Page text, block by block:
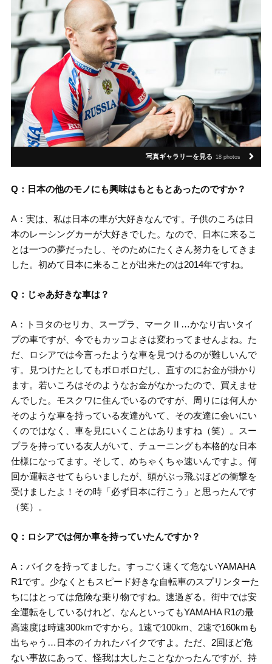
写真ギャラリーを見る 18 photos
Q：日本の他のモノにも興味はもともとあったのですか？
A：実は、私は日本の車が大好きなんです。子供のころは日
本のレーシングカーが大好きでした。なので、日本に来るこ
とは一つの夢だったし、そのためにたくさん努力をしてきま
した。初めて日本に来ることが出来たのは2014年ですね。
Q：じゃあ好きな車は？
A：トヨタのセリカ、スープラ、マークⅡ…かなり古いタイ
プの車ですが、今でもカッコよさは変わってませんよね。た
だ、ロシアでは今言ったような車を見つけるのが難しいんで
す。見つけたとしてもボロボロだし、直すのにお金が掛かり
ます。若いころはそのようなお金がなかったので、買えませ
んでした。モスクワに住んでいるのですが、周りには何人か
そのような車を持っている友達がいて、その友達に会いにい
くのではなく、車を見にいくことはありますね（笑）。スー
プラを持っている友人がいて、チューニングも本格的な日本
仕様になってます。そして、めちゃくちゃ速いんですよ。何
回か運転させてもらいましたが、頭がぶっ飛ぶほどの衝撃を
受けましたよ！その時「必ず日本に行こう」と思ったんです
（笑）。
Q：ロシアでは何か車を持っていたんですか？
A：バイクを持ってました。すっごく速くて危ないYAMAHA
R1です。少なくともスピード好きな自転車のスプリンターた
ちにはとっては危険な乗り物ですね。速過ぎる。街中では安
全運転をしているけれど、なんといってもYAMAHA R1の最
高速度は時速300kmですから。1速で100km、2速で160kmも
出ちゃう…日本のイカれたバイクですよ。ただ、2回ほど危
ない事故にあって、怪我は大したことなかったんですが、持